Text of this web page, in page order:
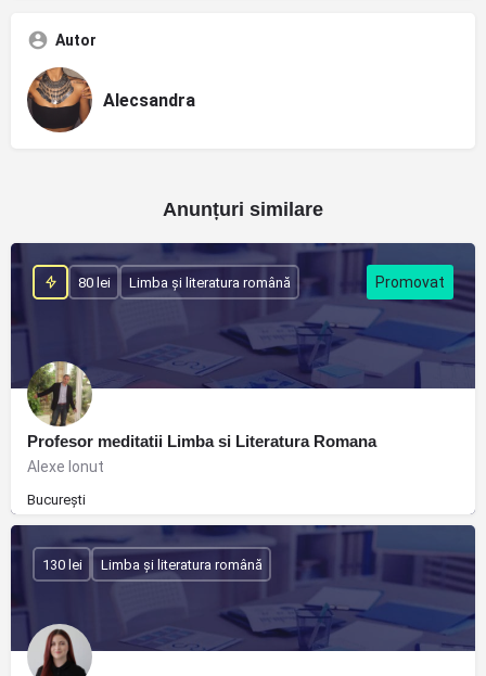
Autor
Alecsandra
Anunțuri similare
Profesor meditatii Limba si Literatura Romana
Alexe Ionut
București
80 lei Limba și literatura română
130 lei Limba și literatura română